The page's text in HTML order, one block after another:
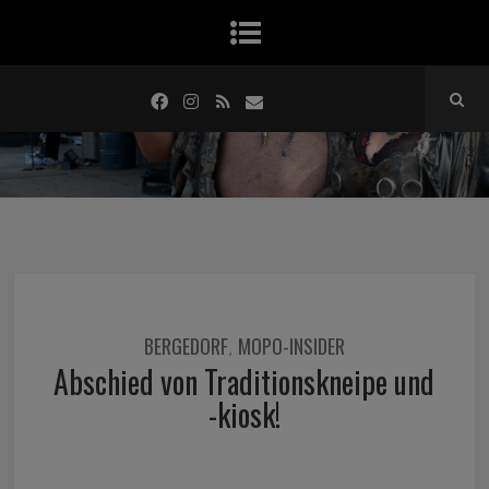
BERGEDORF, MOPO-INSIDER
Abschied von Traditionskneipe und
-kiosk!